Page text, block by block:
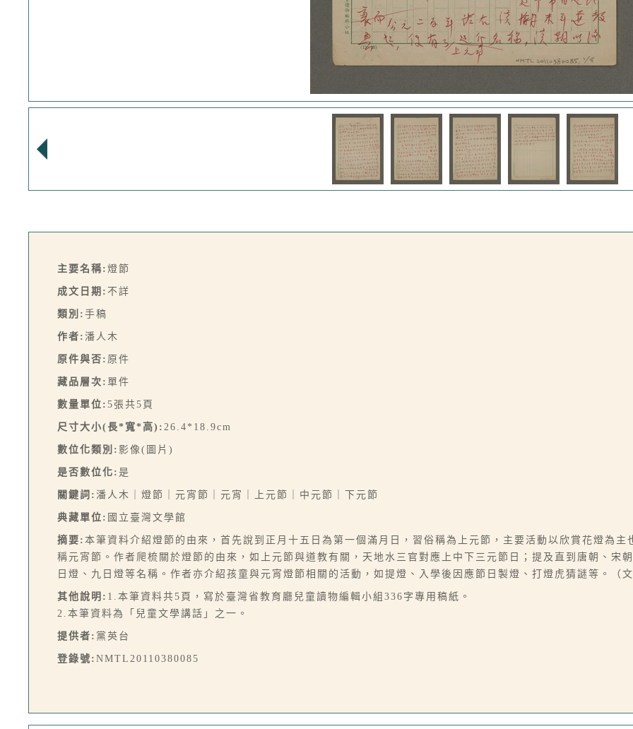
主要名稱: 燈節
成文日期: 不詳
類別: 手稿
作者: 潘人木
原件與否: 原件
藏品層次: 單件
數量單位: 5張共5頁
尺寸大小(長*寬*高): 26.4*18.9cm
數位化類別: 影像(圖片)
是否數位化: 是
關鍵詞: 潘人木｜燈節｜元宵節｜元宵｜上元節｜中元節｜下元節
典藏單位: 國立臺灣文學館
摘要: 本筆資料介紹燈節的由來，首先說到正月十五日為第一個滿月日，習俗稱為上元節，主要活動以欣賞花燈為
稱元宵節。作者爬梳關於燈節的由來，如上元節與道教有關，天地水三官對應上中下三元節日；提及直到唐朝、宋
日燈、九日燈等名稱。作者亦介紹孩童與元宵燈節相關的活動，如提燈、入學後因應節日製燈、打燈虎猜謎等。（
其他說明: 1.本筆資料共5頁，寫於臺灣省教育廳兒童讀物編輯小組336字專用稿紙。
2.本筆資料為「兒童文學講話」之一。
提供者: 黨英台
登錄號: NMTL20110380085